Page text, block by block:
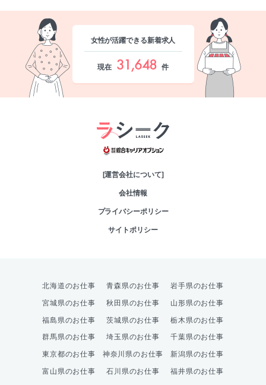
女性が活躍できる新着求人
現在 31,648 件
[運営会社について]
会社情報
プライバシーポリシー
サイトポリシー
北海道のお仕事 青森県のお仕事 岩手県のお仕事
宮城県のお仕事 秋田県のお仕事 山形県のお仕事
福島県のお仕事 茨城県のお仕事 栃木県のお仕事
群馬県のお仕事 埼玉県のお仕事 千葉県のお仕事
東京都のお仕事 神奈川県のお仕事 新潟県のお仕事
富山県のお仕事 石川県のお仕事 福井県のお仕事